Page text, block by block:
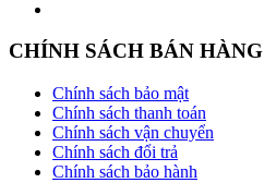
CHÍNH SÁCH BÁN HÀNG
Chính sách bảo mật
Chính sách thanh toán
Chính sách vận chuyển
Chính sách đổi trả
Chính sách bảo hành